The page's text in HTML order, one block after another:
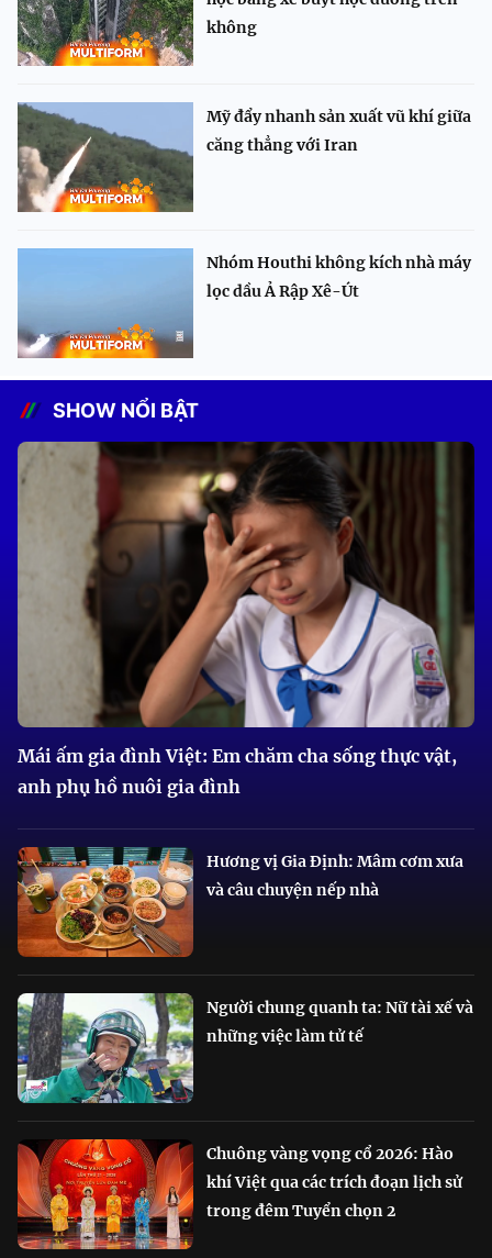
không
Mỹ đẩy nhanh sản xuất vũ khí giữa
căng thẳng với Iran
Nhóm Houthi không kích nhà máy
lọc dầu Ả Rập Xê-Út
SHOW NỔI BẬT
Mái ấm gia đình Việt: Em chăm cha sống thực vật,
anh phụ hồ nuôi gia đình
Hương vị Gia Định: Mâm cơm xưa
và câu chuyện nếp nhà
Người chung quanh ta: Nữ tài xế và
những việc làm tử tế
Chuông vàng vọng cổ 2026: Hào
khí Việt qua các trích đoạn lịch sử
trong đêm Tuyển chọn 2